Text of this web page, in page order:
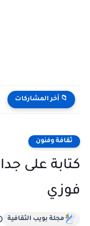
📁 أخر المشاركات
ثقافة وفنون
فوزي
مجلة بويب الثقافية